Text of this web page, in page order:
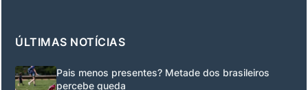
ÚLTIMAS NOTÍCIAS
Pais menos presentes? Metade dos brasileiros
percebe queda